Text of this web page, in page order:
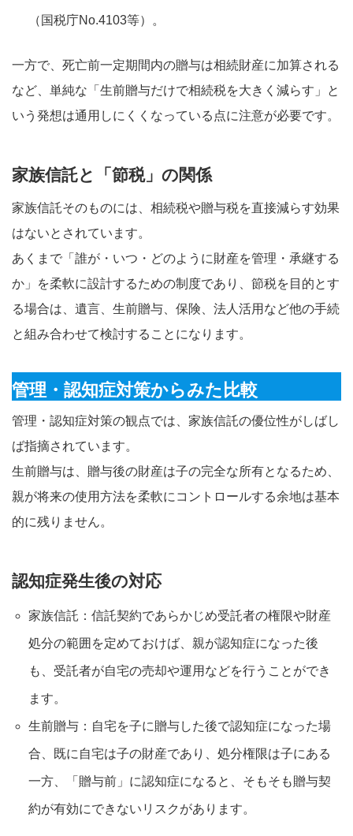
（国税庁No.4103等）。
一方で、死亡前一定期間内の贈与は相続財産に加算される
など、単純な「生前贈与だけで相続税を大きく減らす」と
いう発想は通用しにくくなっている点に注意が必要です。
家族信託と「節税」の関係
家族信託そのものには、相続税や贈与税を直接減らす効果
はないとされています。
あくまで「誰が・いつ・どのように財産を管理・承継する
か」を柔軟に設計するための制度であり、節税を目的とす
る場合は、遺言、生前贈与、保険、法人活用など他の手続
と組み合わせて検討することになります。
管理・認知症対策からみた比較
管理・認知症対策の観点では、家族信託の優位性がしばし
ば指摘されています。
生前贈与は、贈与後の財産は子の完全な所有となるため、
親が将来の使用方法を柔軟にコントロールする余地は基本
的に残りません。
認知症発生後の対応
家族信託：信託契約であらかじめ受託者の権限や財産
処分の範囲を定めておけば、親が認知症になった後
も、受託者が自宅の売却や運用などを行うことができ
ます。
生前贈与：自宅を子に贈与した後で認知症になった場
合、既に自宅は子の財産であり、処分権限は子にある
一方、「贈与前」に認知症になると、そもそも贈与契
約が有効にできないリスクがあります。